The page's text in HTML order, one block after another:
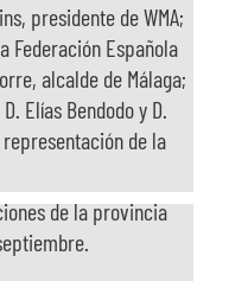
presidente de WMA;
Federación Española
alcalde de Málaga;
Elías Bendodo y D.
de la
DEL MUNDO
Máster aterriza
Costa del Sol con la
87 países diferentes
de la provincia